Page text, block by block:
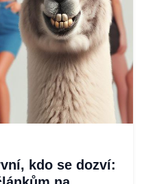
kdo se dozví: